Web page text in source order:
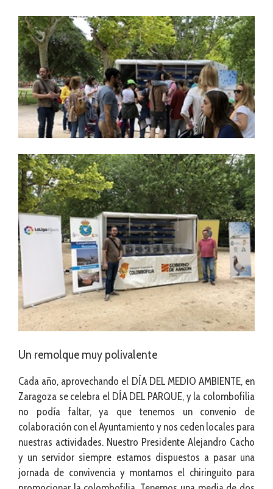
Un remolque muy polivalente
Cada año, aprovechando el DÍA DEL MEDIO AMBIENTE, en
Zaragoza se celebra el DÍA DEL PARQUE, y la colombofilia
no podía faltar, ya que tenemos un convenio de
colaboración con el Ayuntamiento y nos ceden locales para
nuestras actividades. Nuestro Presidente Alejandro Cacho
y un servidor siempre estamos dispuestos a pasar una
jornada de convivencia y montamos el chiringuito para